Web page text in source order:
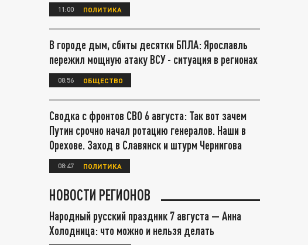
11:00 ПОЛИТИКА
В городе дым, сбиты десятки БПЛА: Ярославль
пережил мощную атаку ВСУ - ситуация в регионах
08:56 ОБЩЕСТВО
Сводка с фронтов СВО 6 августа: Так вот зачем
Путин срочно начал ротацию генералов. Наши в
Орехове. Заход в Славянск и штурм Чернигова
08:47 ПОЛИТИКА
НОВОСТИ РЕГИОНОВ
Народный русский праздник 7 августа — Анна
Холодница: что можно и нельзя делать